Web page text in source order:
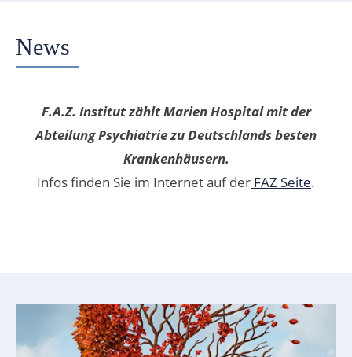
News
F.A.Z. Institut zählt Marien Hospital mit der
Abteilung Psychiatrie zu Deutschlands besten
Krankenhäusern.
Infos finden Sie im Internet auf der FAZ Seite.